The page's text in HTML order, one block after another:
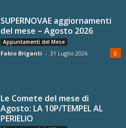
SUPERNOVAE aggiornamenti
del mese – Agosto 2026
Appuntamenti del Mese
Fabio Briganti - 31 Luglio 2026 0
Le Comete del mese di
Agosto: LA 10P/TEMPEL AL
PERIELIO